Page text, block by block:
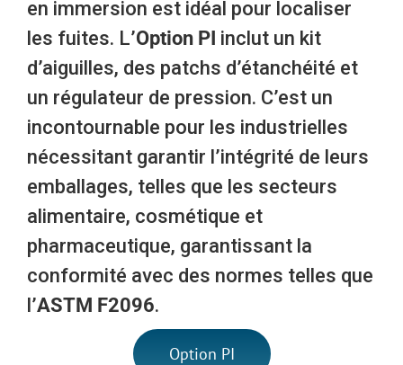
en immersion est idéal pour localiser
les fuites. L’Option PI inclut un kit
d’aiguilles, des patchs d’étanchéité et
un régulateur de pression. C’est un
incontournable pour les industrielles
nécessitant garantir l’intégrité de leurs
emballages, telles que les secteurs
alimentaire, cosmétique et
pharmaceutique, garantissant la
conformité avec des normes telles que
l’ASTM F2096.
Option PI